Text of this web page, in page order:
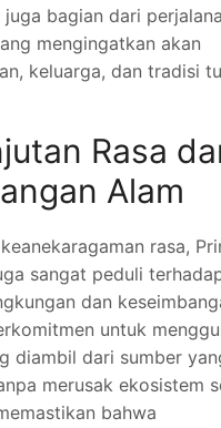
bagian dari
mengingatkan akan
keluarga, dan tradisi
Rasa
Alam
rasa,
sangat peduli
dan
untuk
diambil dari sumber
merusak ekosistem
bahwa